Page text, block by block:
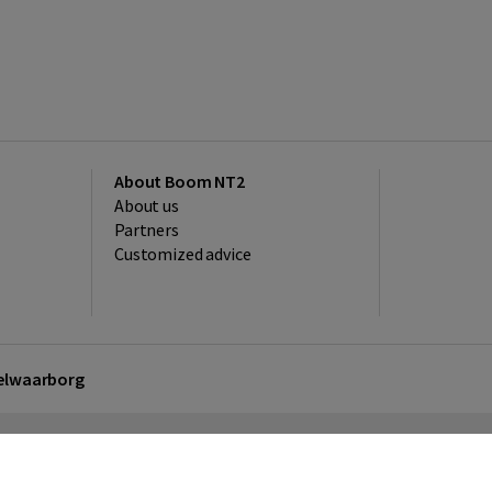
About Boom NT2
About us
Partners
Customized advice